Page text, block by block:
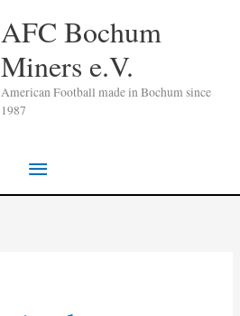
AFC Bochum
Miners e.V.
American Football made in Bochum since
1987
Hauptmenü